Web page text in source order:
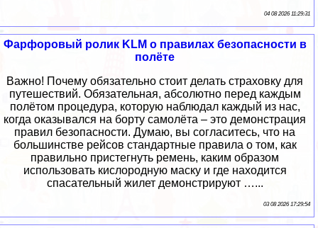
04 08 2026 11:29:31
Фарфоровый ролик KLM о правилах безопасности в
полёте
Важно! Почему обязательно стоит делать страховку для
путешествий. Обязательная, абсолютно перед каждым
полётом процедура, которую наблюдал каждый из нас,
когда оказывался на борту самолёта – это демонстрация
правил безопасности. Думаю, вы согласитесь, что на
большинстве рейсов стандартные правила о том, как
правильно пристегнуть ремень, каким образом
использовать кислородную маску и где находится
спасательный жилет демонстрируют …...
03 08 2026 17:29:54